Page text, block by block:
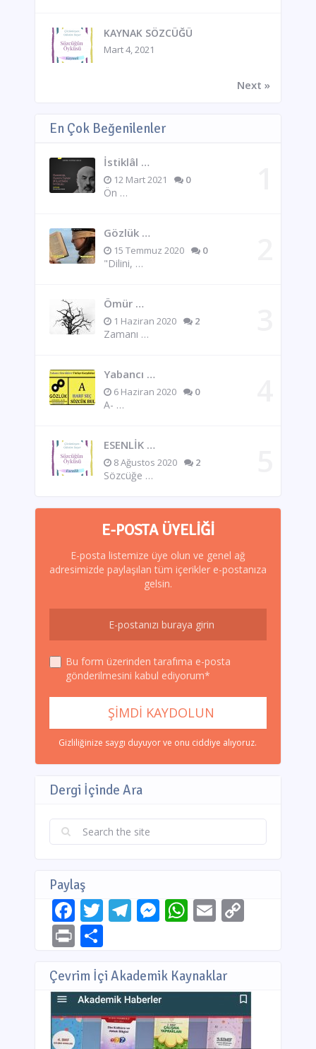
KAYNAK SÖZCÜĞÜ
Mart 4, 2021
Next »
En Çok Beğenilenler
İstiklâl …
12 Mart 2021 0
Ön …
Gözlük …
15 Temmuz 2020 0
"Dilini, …
Ömür …
1 Haziran 2020 2
Zamanı …
Yabancı …
6 Haziran 2020 0
A- …
ESENLİK …
8 Ağustos 2020 2
Sözcüğe …
E-POSTA ÜYELIĞI
E-posta listemize üye olun ve genel ağ
adresimizde paylaşılan tüm içerikler e-postanıza
gelsin.
Bu form üzerinden tarafıma e-posta
gönderilmesini kabul ediyorum*
Gizliliğinize saygı duyuyor ve onu ciddiye alıyoruz.
Dergi İçinde Ara
Paylaş
Facebook
Twitter
Telegram
Messenger
WhatsApp
EmailCopy
PrintShare
Çevrim İçi Akademik Kaynaklar